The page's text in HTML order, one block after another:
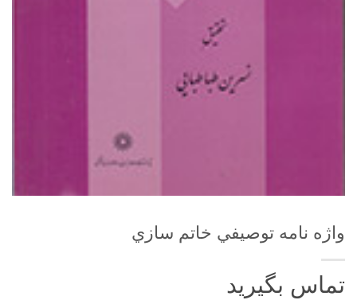
واژه نامه توصيفي خاتم سازي
تماس بگیرید